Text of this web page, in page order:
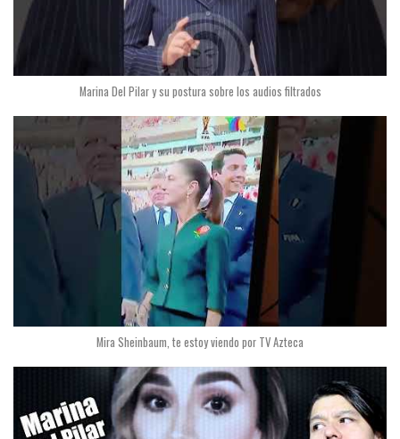
Marina Del Pilar y su postura sobre los audios filtrados
Mira Sheinbaum, te estoy viendo por TV Azteca